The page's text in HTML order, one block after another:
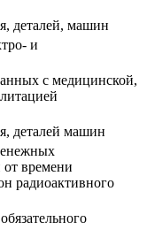
деталей, машин
и
с медицинской,
деталей машин
времени
радиоактивного